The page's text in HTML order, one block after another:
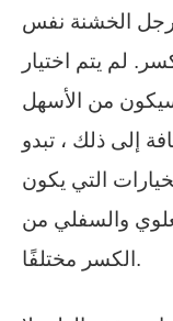
الخشنة نفس
الكسر. لم يتم اختيار
من الأسهل
إلى ذلك ، تبدو
التي يكون
والسفلي من
الكسر مختلفًا.